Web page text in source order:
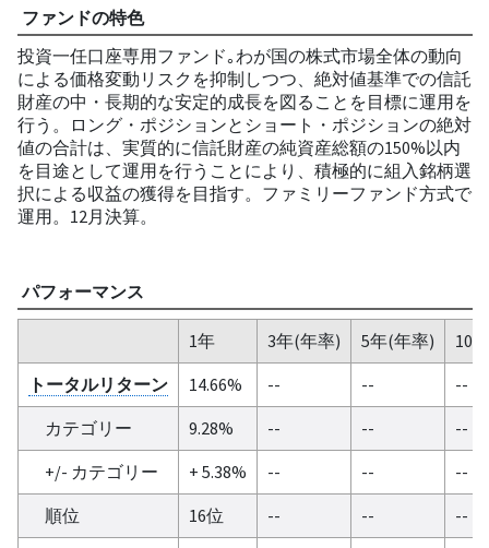
ファンドの特色
投資一任口座専用ファンド｡わが国の株式市場全体の動向
による価格変動リスクを抑制しつつ、絶対値基準での信託
財産の中・長期的な安定的成長を図ることを目標に運用を
行う。ロング・ポジションとショート・ポジションの絶対
値の合計は、実質的に信託財産の純資産総額の150%以内
を目途として運用を行うことにより、積極的に組入銘柄選
択による収益の獲得を目指す。ファミリーファンド方式で
運用。12月決算。
パフォーマンス
1年 3年(年率) 5年(年率)
10
トータルリターン
14.66% -- --
--
カテゴリー
9.28% -- --
--
+/- カテゴリー
+ 5.38% -- --
--
順位
16位 -- --
--